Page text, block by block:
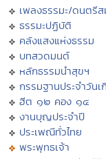
เพลงธรรมะ/ดนตรีส
ธรรมะปฏิบัติ
คลังแสงแห่งธรรม
บทสวดมนต์
หลักธรรมนำสุขฯ
กรรมฐานประจำวันเ
ฮีต ๑๒ คอง ๑๔
งานบุญประจำปี
ประเพณีทั่วไทย
พระพุทธเจ้า